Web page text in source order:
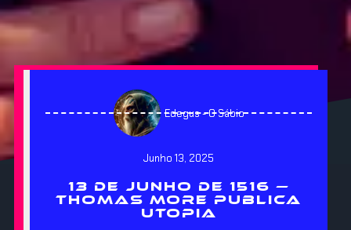
Edegus - O Sábio
Junho 13, 2025
13 DE JUNHO DE 1516 —
THOMAS MORE PUBLICA
UTOPIA